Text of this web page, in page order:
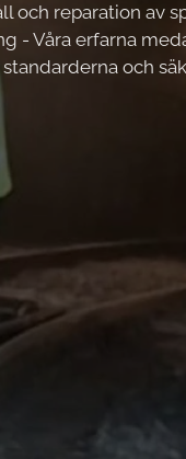
och reparation av
- Våra erfarna
och